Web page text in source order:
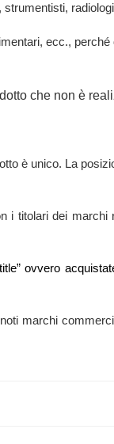
ecc.,
che non è
è unico. La
titolari dei marchi
ovvero
marchi